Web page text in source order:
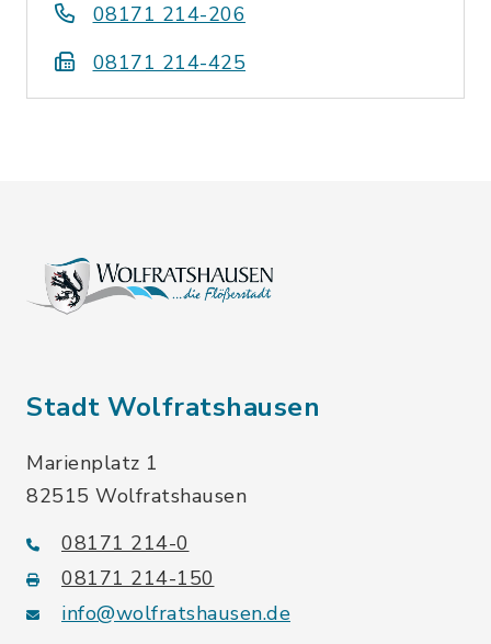
08171 214-206
08171 214-425
Stadt Wolfratshausen
Marienplatz 1
82515 Wolfratshausen
08171 214-0
08171 214-150
info@wolfratshausen.de